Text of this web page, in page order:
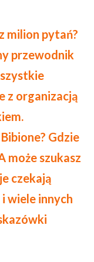
milion pytań?
przewodnik
z organizacją
Gdzie
może szukasz
czekają
wiele innych